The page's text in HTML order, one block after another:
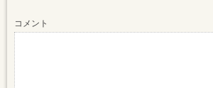
コメント